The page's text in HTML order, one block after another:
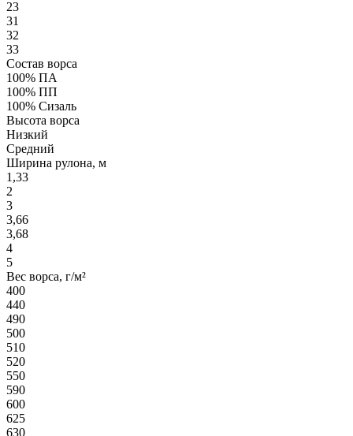
23
31
32
33
Состав ворса
100% ПА
100% ПП
100% Сизаль
Высота ворса
Низкий
Средний
Ширина рулона, м
1,33
2
3
3,66
3,68
4
5
Вес ворса, г/м²
400
440
490
500
510
520
550
590
600
625
630